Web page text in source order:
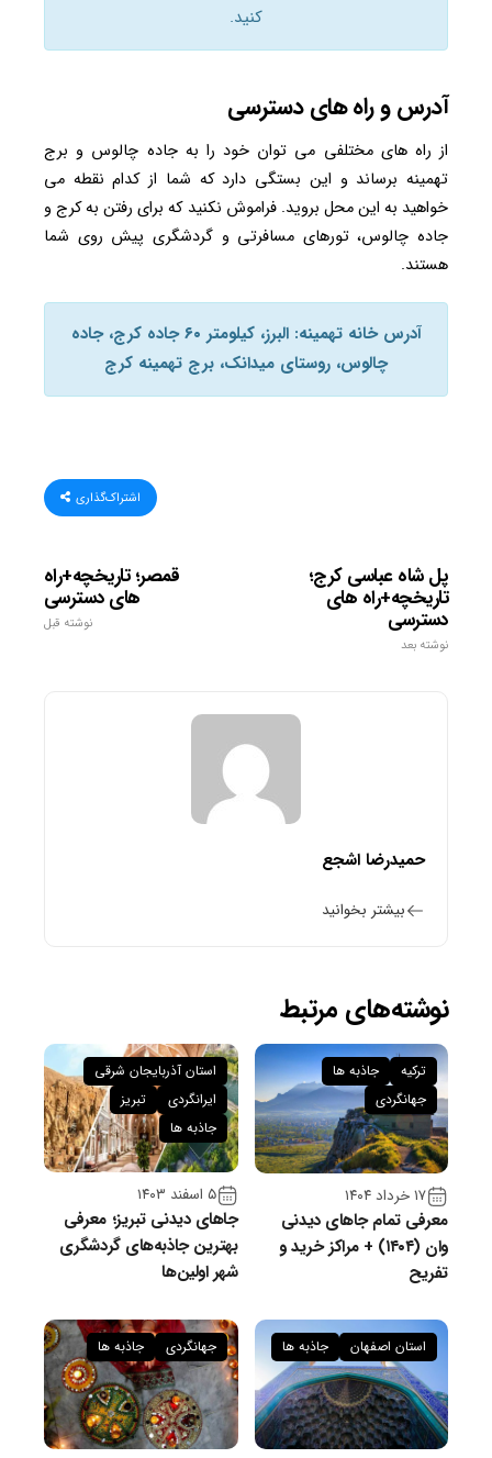
کنید.
آدرس و راه های دسترسی
از راه های مختلفی می توان خود را به جاده چالوس و برج
تهمینه برساند و این بستگی دارد که شما از کدام نقطه می
خواهید به این محل بروید. فراموش نکنید که برای رفتن به کرج و
جاده چالوس، تورهای مسافرتی و گردشگری پیش روی شما
هستند.
آدرس خانه تهمینه: البرز، کیلومتر ۶۰ جاده کرج، جاده
چالوس، روستای میدانک، برج تهمینه کرج
اشتراک‌گذاری
قمصر؛ تاریخچه+راه
های دسترسی
نوشته قبل
پل شاه عباسی کرج؛
تاریخچه+راه های
دسترسی
نوشته بعد
حمیدرضا اشجع
بیشتر بخوانید
نوشته‌های مرتبط
۱۷ خرداد ۱۴۰۴
معرفی تمام جاهای دیدنی
وان (۱۴۰۴) + مراکز خرید و
تفریح
ترکیه
جاذبه ها
جهانگردی
۵ اسفند ۱۴۰۳
جاهای دیدنی تبریز؛ معرفی
بهترین جاذبه‌های گردشگری
شهر اولین‌ها
استان آذربایجان شرقی
ایرانگردی
تبریز
جاذبه ها
استان اصفهان جاذبه ها جهانگردی جاذبه ها